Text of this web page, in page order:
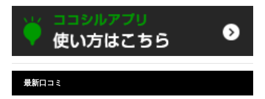
最新口コミ